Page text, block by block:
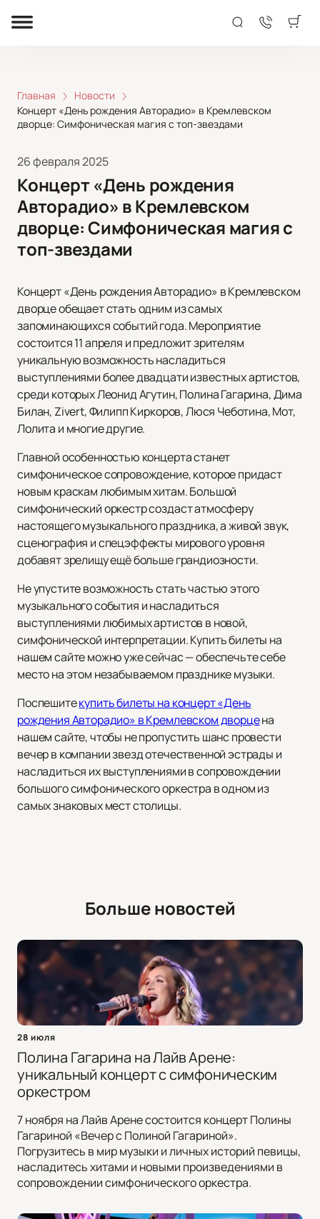
Главная
Новости
Концерт «День рождения Авторадио» в Кремлевском
дворце: Симфоническая магия с топ-звездами
26 февраля 2025
Концерт «День рождения
Авторадио» в Кремлевском
дворце: Симфоническая магия с
топ-звездами
Концерт «День рождения Авторадио» в Кремлевском
дворце обещает стать одним из самых
запоминающихся событий года. Мероприятие
состоится 11 апреля и предложит зрителям
уникальную возможность насладиться
выступлениями более двадцати известных артистов,
среди которых Леонид Агутин, Полина Гагарина, Дима
Билан, Zivert, Филипп Киркоров, Люся Чеботина, Мот,
Лолита и многие другие.
Главной особенностью концерта станет
симфоническое сопровождение, которое придаст
новым краскам любимым хитам. Большой
симфонический оркестр создаст атмосферу
настоящего музыкального праздника, а живой звук,
сценография и спецэффекты мирового уровня
добавят зрелищу ещё больше грандиозности.
Не упустите возможность стать частью этого
музыкального события и насладиться
выступлениями любимых артистов в новой,
симфонической интерпретации. Купить билеты на
нашем сайте можно уже сейчас — обеспечьте себе
место на этом незабываемом празднике музыки.
Поспешитекупить билеты на концерт «День
рождения Авторадио» в Кремлевском дворцена
нашем сайте, чтобы не пропустить шанс провести
вечер в компании звезд отечественной эстрады и
насладиться их выступлениями в сопровождении
большого симфонического оркестра в одном из
самых знаковых мест столицы.
Больше новостей
28 июля
Полина Гагарина на Лайв Арене:
уникальный концерт с симфоническим
оркестром
7 ноября на Лайв Арене состоится концерт Полины
Гагариной «Вечер с Полиной Гагариной».
Погрузитесь в мир музыки и личных историй певицы,
насладитесь хитами и новыми произведениями в
сопровождении симфонического оркестра.